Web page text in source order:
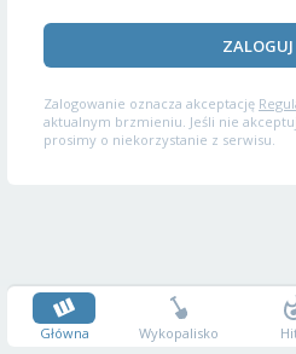
ZALOGUJ
Zalogowanie oznacza akceptację
aktualnym brzmieniu. Jeśli nie
prosimy o niekorzystanie z serwisu.
Główna Wykopalisko